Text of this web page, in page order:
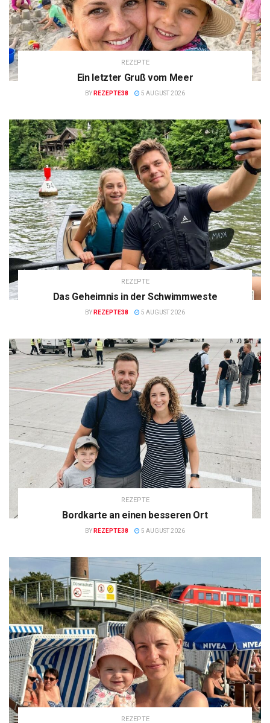
REZEPTE
Ein letzter Gruß vom Meer
BY REZEPTE38 5 AUGUST 2026
REZEPTE
Das Geheimnis in der Schwimmweste
BY REZEPTE38 5 AUGUST 2026
REZEPTE
Bordkarte an einen besseren Ort
BY REZEPTE38 5 AUGUST 2026
REZEPTE